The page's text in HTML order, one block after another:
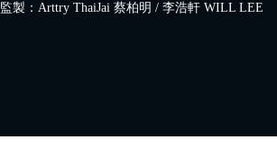
監製：Arttry ThaiJai 蔡柏明 / 李浩軒 WILL LEE